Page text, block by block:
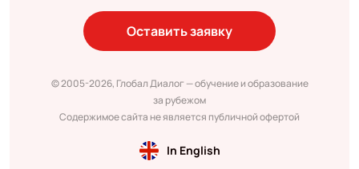
Оставить заявку
© 2005-2026, Глобал Диалог — обучение и образование
за рубежом
Содержимое сайта не является публичной офертой
In English